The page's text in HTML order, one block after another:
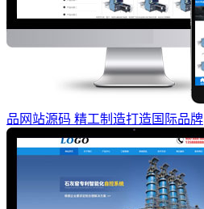
品网站源码 精工制造打造国际品牌